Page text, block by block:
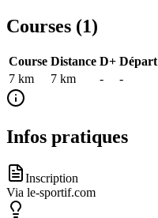
Courses (1)
Course Distance D+ Départ
7 km
7 km - -
Infos pratiques
Inscription
Via le-sportif.com